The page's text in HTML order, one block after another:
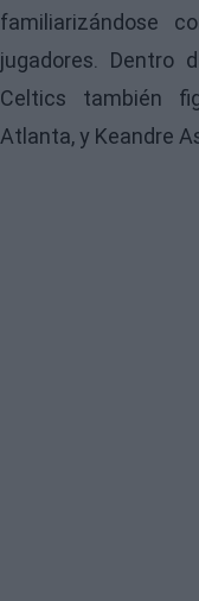
familiarizándose
jugadores. Dentro
Celtics también
Atlanta, y Keandre